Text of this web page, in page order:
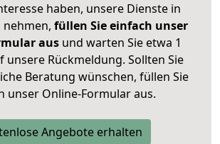
haben, unsere Dienste in
füllen Sie einfach unser
ausund warten Sie etwa 1
unsere Rückmeldung. Sollten Sie
Beratung wünschen, füllen Sie
unser Online-Formular aus.
Angebote erhalten